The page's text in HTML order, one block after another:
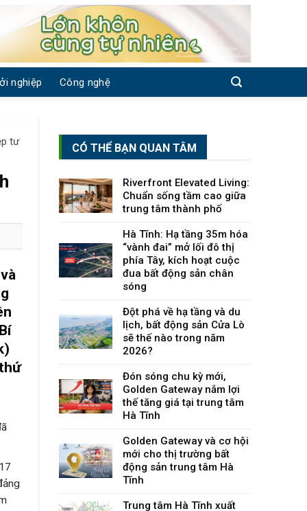
nghiệp Công nghệ
tư
CÓ THỂ BẠN QUAN TÂM
Riverfront Elevated Living:
Chuẩn sống tầm cao giữa
trung tâm thành phố
Hà Tĩnh: Hạ tầng 35m hóa
“vành đai” mở lối đô thị
phía Tây, kích hoạt cuộc
đua bất động sản chân
sóng
Đột phá về hạ tầng và du
lịch, bất động sản Cửa Lò
sẽ thế nào trong năm
2026?
Đón sóng chu kỳ mới,
Golden Gateway nắm lợi
thế tăng giá tại trung tâm
Hà Tĩnh
Golden Gateway và cơ hội
mới cho thị trường bất
động sản trung tâm Hà
Tĩnh
Trung tâm Hà Tĩnh xuất